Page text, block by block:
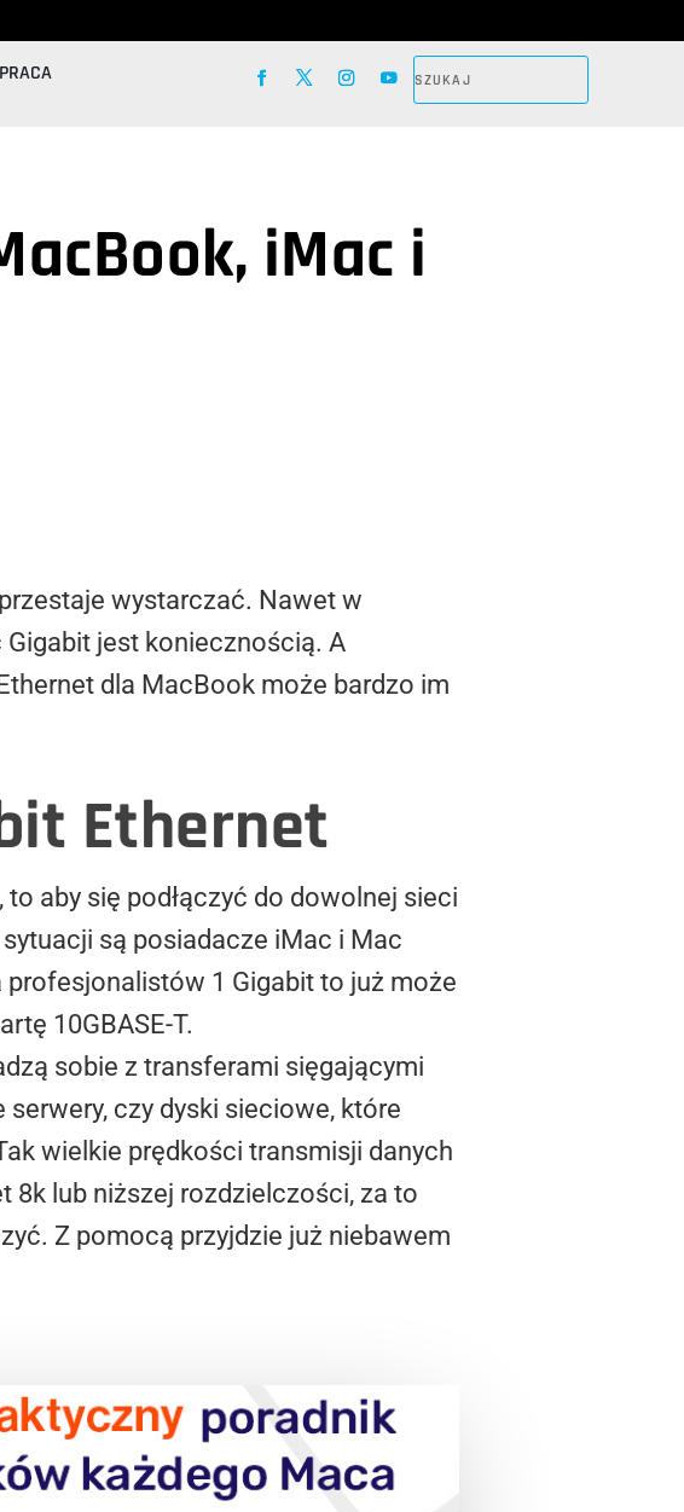
iMac i
wystarczać. Nawet w
Gigabit jest koniecznością. A
dla MacBook może bardzo im
Ethernet
aby się podłączyć do dowolnej sieci
są posiadacze iMac i Mac
1 Gigabit to już może
10GBASE-T.
sobie z transferami sięgającymi
czy dyski sieciowe, które
wielkie prędkości transmisji danych
8k lub niższej rozdzielczości, za to
Z pomocą przyjdzie już niebawem